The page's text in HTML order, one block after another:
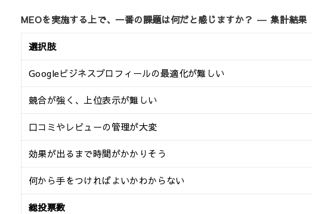
MEOを実施する上で、一番の課題は何だと感じますか？ ― 集計結果
選択肢
Googleビジネスプロフィールの最適化が難しい
競合が強く、上位表示が難しい
口コミやレビューの管理が大変
効果が出るまで時間がかかりそう
何から手をつければよいかわからない
総投票数